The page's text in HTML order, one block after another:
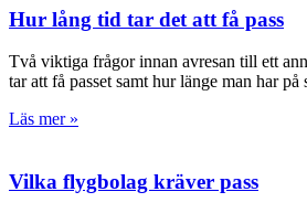
Hur lång tid tar det att få pass
Två viktiga frågor innan avresan till ett
tar att få passet samt hur länge man har på
Läs mer »
Vilka flygbolag kräver pass